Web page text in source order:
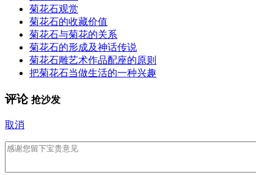
菊花石观赏
菊花石的收藏价值
菊花石与菊花的关系
菊花石的形成及神话传说
菊花石雕艺术作品配座的原则
把菊花石当做生活的一种兴趣
评论 抢沙发
取消